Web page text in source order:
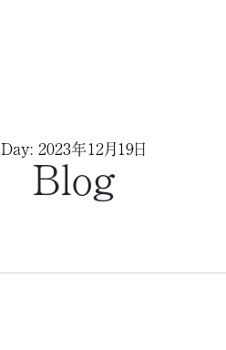
Day: 2023年12月19日
Blog